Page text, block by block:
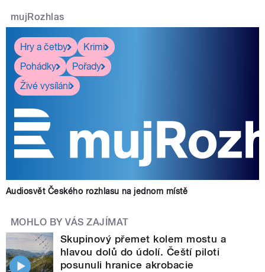
mujRozhlas
Hry a četby
Krimi
Pohádky
Pořady
Živé vysílání
Audiosvět Českého rozhlasu na jednom místě
MOHLO BY VÁS ZAJÍMAT
Skupinový přemet kolem mostu a
hlavou dolů do údolí. Čeští piloti
posunuli hranice akrobacie